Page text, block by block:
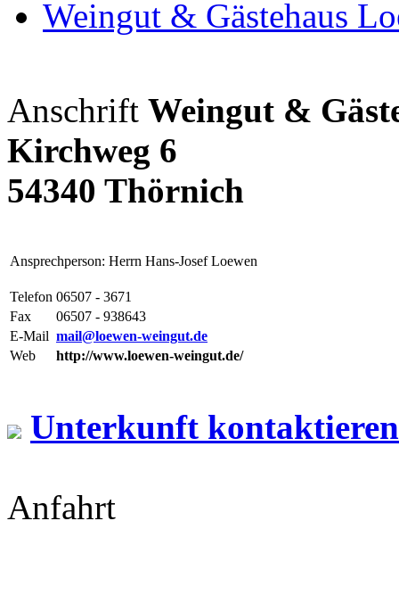
Weingut & Gästehaus
Anschrift Weingut &
Kirchweg 6
54340 Thörnich
Ansprechperson: Herrn Hans-Josef Loewen
Telefon 06507 - 3671
Fax
06507 - 938643
E-Mail mail@loewen-weingut.de
Web
http://www.loewen-weingut.de/
Unterkunft kontaktieren
Anfahrt